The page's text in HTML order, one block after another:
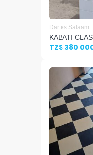
Dar es Salaam
KABATI
TZS 380